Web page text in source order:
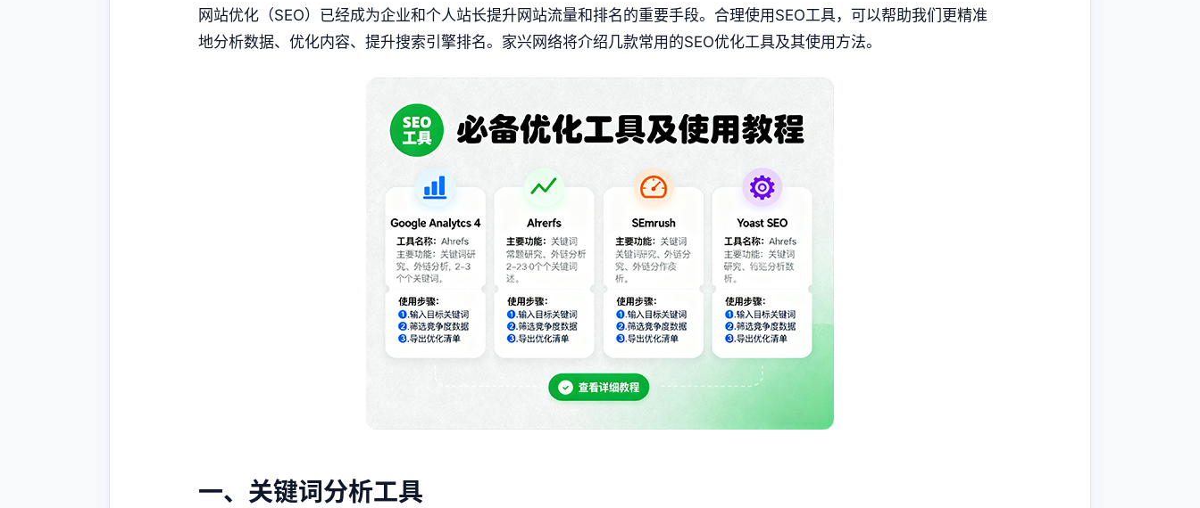
网站优化（SEO）已经成为企业和个人站长提升网站流量和排名的重要手段。合理使用SEO工具，可以帮助我们更精准
地分析数据、优化内容、提升搜索引擎排名。家兴网络将介绍几款常用的SEO优化工具及其使用方法。
一、关键词分析工具